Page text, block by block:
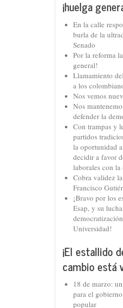
¡huelga
En la calle
burla de la
Senado
Por la reforma
general!
Llamamiento
a los
Nos vemos
Nos
defender la
Con trampas y
partidos
la oportunidad
decidir a favor
laborales con la
Cobra validez
Francisco
¡Bravo por los
Esap, y su
Universidad!
¡El estallido
cambio está
18 de marzo:
para el
popular